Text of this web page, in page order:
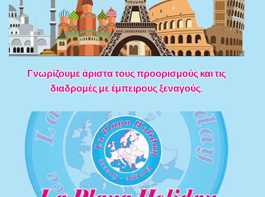
Γνωρίζουμε άριστα τους προορισμούς και τις
διαδρομές με έμπειρους ξεναγούς.